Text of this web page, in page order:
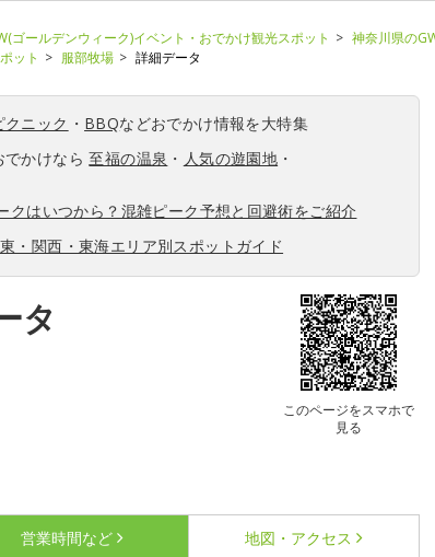
ゴールデンウィーク)イベント・おでかけ観光スポット
神奈川県の
ット
服部牧場 詳細データ
クニック ・ BBQなどおでかけ情報を大特集
でかけなら至福の温泉 ・ 人気の遊園地 ・
クはいつから？混雑ピーク予想と回避術をご紹介
・関西・東海エリア別スポットガイド
タ
このページをスマホで
見る
営業時間など 地図・アクセス